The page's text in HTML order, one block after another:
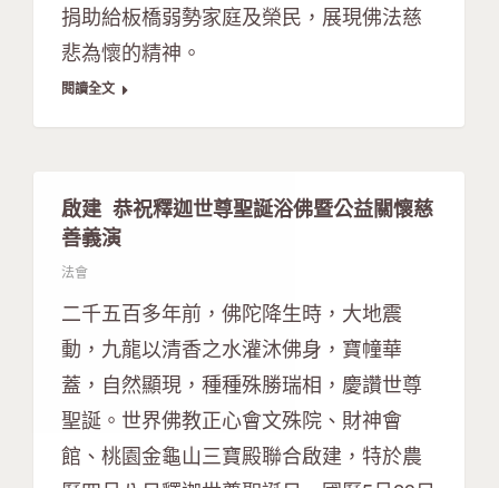
捐助給板橋弱勢家庭及榮民，展現佛法慈
悲為懷的精神。
閱讀全文
啟建 恭祝釋迦世尊聖誕浴佛暨公益關懷慈
善義演
法會
二千五百多年前，佛陀降生時，大地震
動，九龍以清香之水灌沐佛身，寶幢華
蓋，自然顯現，種種殊勝瑞相，慶讚世尊
聖誕。世界佛教正心會文殊院、財神會
館、桃園金龜山三寶殿聯合啟建，特於農